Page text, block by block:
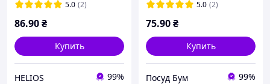
5.0 (2)
86.90₴
Купить
HELIOS 99%
5.0 (2)
75.90₴
Купить
Посуд Бум 99%